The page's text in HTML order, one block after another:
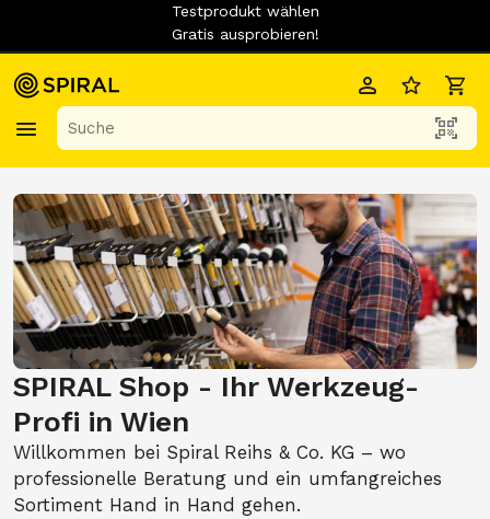
Testprodukt wählen
Gratis ausprobieren!